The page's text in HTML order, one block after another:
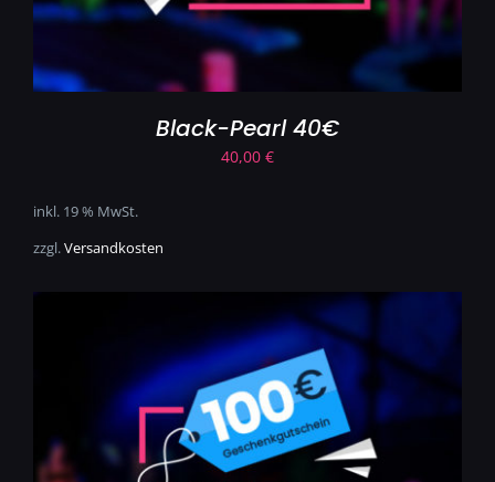
Black-Pearl 40€
40,00 €
inkl. 19 % MwSt.
zzgl.Versandkosten